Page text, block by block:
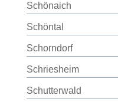
Schönaich
Schöntal
Schorndorf
Schriesheim
Schutterwald